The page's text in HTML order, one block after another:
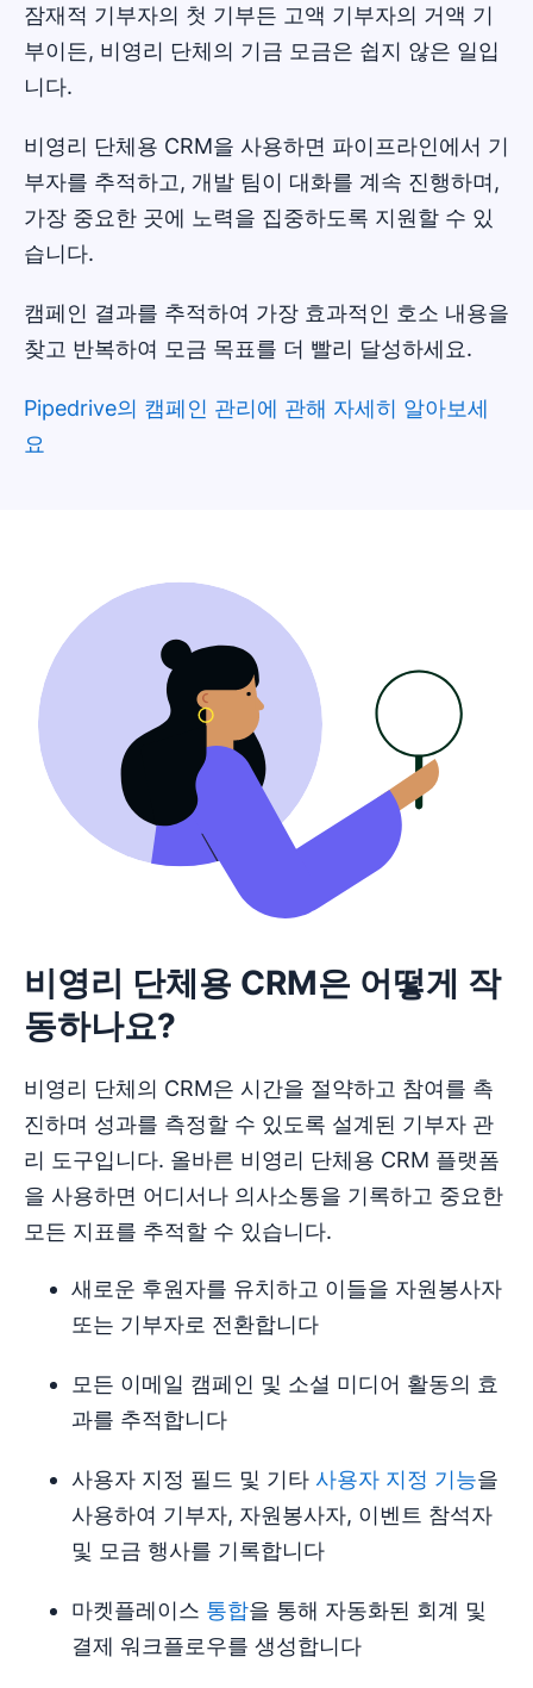
잠재적 기부자의 첫 기부든 고액 기부자의 거액 기
부이든, 비영리 단체의 기금 모금은 쉽지 않은 일입
니다.
비영리 단체용 CRM을 사용하면 파이프라인에서 기
부자를 추적하고, 개발 팀이 대화를 계속 진행하며,
가장 중요한 곳에 노력을 집중하도록 지원할 수 있
습니다.
캠페인 결과를 추적하여 가장 효과적인 호소 내용을
찾고 반복하여 모금 목표를 더 빨리 달성하세요.
Pipedrive의 캠페인 관리에 관해 자세히 알아보세
요
비영리 단체용 CRM은 어떻게 작
동하나요?
비영리 단체의 CRM은 시간을 절약하고 참여를 촉
진하며 성과를 측정할 수 있도록 설계된 기부자 관
리 도구입니다. 올바른 비영리 단체용 CRM 플랫폼
을 사용하면 어디서나 의사소통을 기록하고 중요한
모든 지표를 추적할 수 있습니다.
새로운 후원자를 유치하고 이들을 자원봉사자
또는 기부자로 전환합니다
모든 이메일 캠페인 및 소셜 미디어 활동의 효
과를 추적합니다
사용자 지정 필드 및 기타 사용자 지정 기능을
사용하여 기부자, 자원봉사자, 이벤트 참석자
및 모금 행사를 기록합니다
마켓플레이스 통합을 통해 자동화된 회계 및
결제 워크플로우를 생성합니다